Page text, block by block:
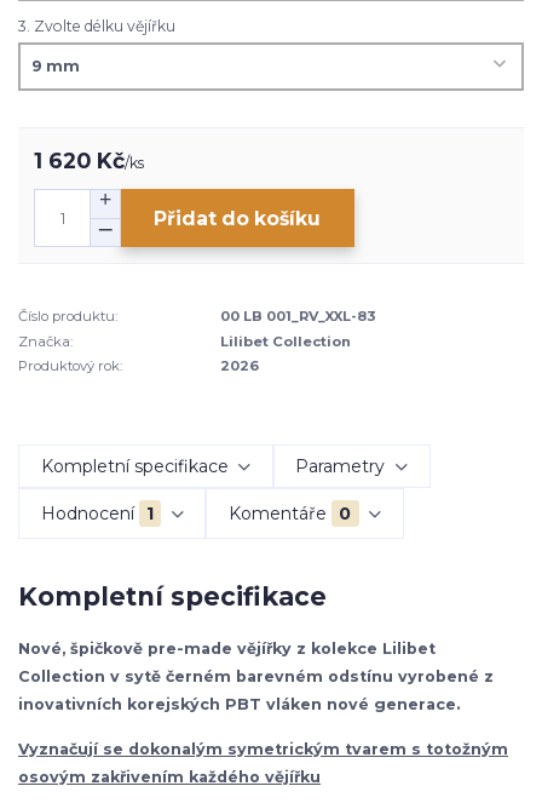
3. Zvolte délku vějířku
1 620 Kč/ks
Přidat do košíku
Číslo produktu:
00 LB 001_RV_XXL-83
Značka:
Lilibet Collection
Produktový rok:
2026
Kompletní specifikace Parametry
Hodnocení 1 Komentáře 0
Kompletní specifikace
Nové, špičkově pre-made vějířky z kolekce Lilibet
Collection v sytě černém barevném odstínu vyrobené z
inovativních korejských PBT vláken nové generace.
Vyznačují se dokonalým symetrickým tvarem s totožným
osovým zakřivením každého vějířku